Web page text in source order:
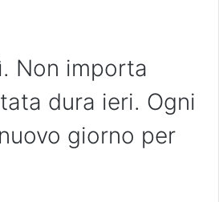
Non importa
dura ieri. Ogni
giorno per